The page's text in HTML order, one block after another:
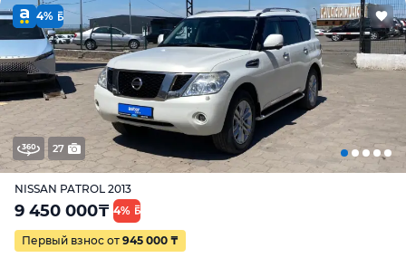
4%
27
NISSAN PATROL 2013
9 450 000₸ 4%
Первый взнос от 945 000 ₸